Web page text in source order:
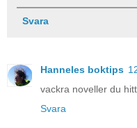
Svara
Hanneles boktips
vackra noveller du
Svara